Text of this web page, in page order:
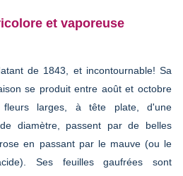
et vaporeuse
de 1843, et incontournable! Sa
se produit entre août et octobre
fleurs larges, à tête plate, d'une
diamètre, passent par de belles
en passant par le mauve (ou le
Ses feuilles gaufrées sont